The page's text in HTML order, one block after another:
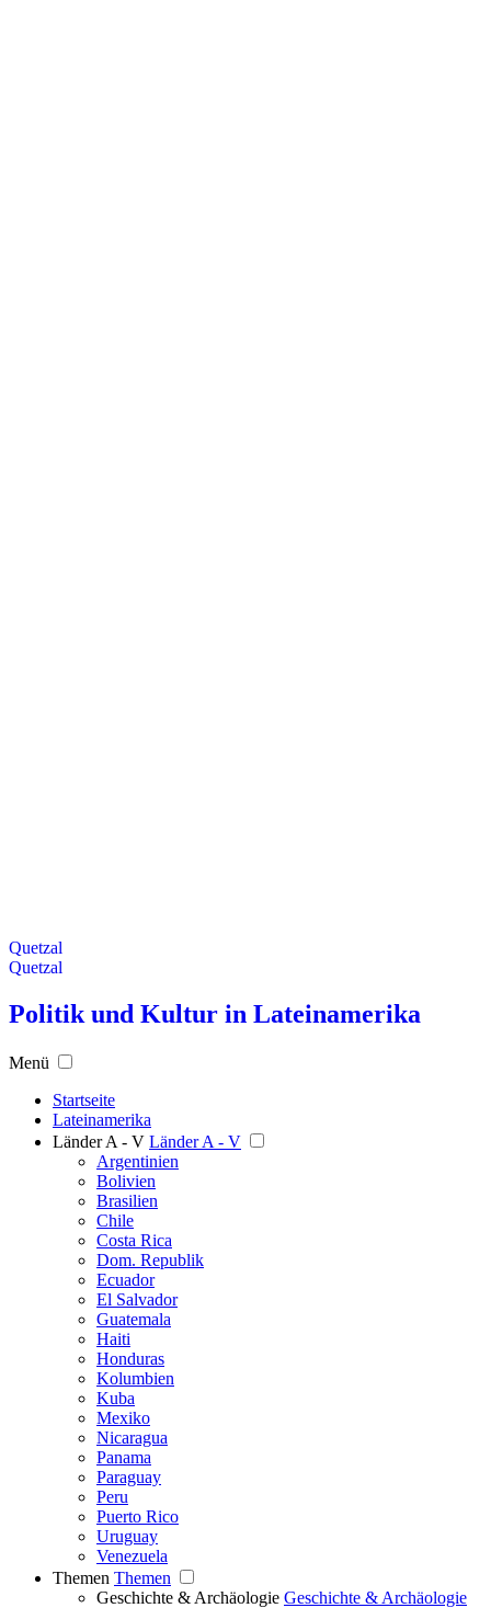
Quetzal
Quetzal
Politik und Kultur in Lateinamerika
Menü
Startseite
Lateinamerika
Länder A - V Länder A - V
Argentinien
Bolivien
Brasilien
Chile
Costa Rica
Dom. Republik
Ecuador
El Salvador
Guatemala
Haiti
Honduras
Kolumbien
Kuba
Mexiko
Nicaragua
Panama
Paraguay
Peru
Puerto Rico
Uruguay
Venezuela
Themen Themen
Geschichte & Archäologie Geschichte & Archäologie